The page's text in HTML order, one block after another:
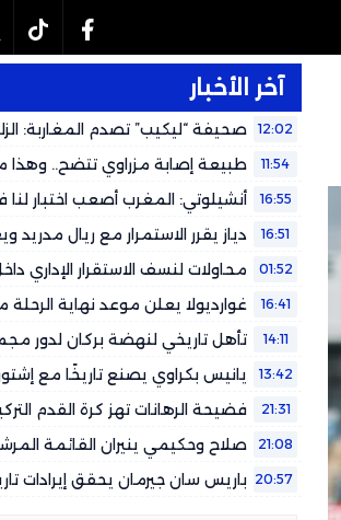
آخر الأخبار
12:02
صحيفة “ليكيب” تصدم المغاربة:
لهذا التوقيت
11:54 طبيعة إصابة مزراوي تتضح.. وهذا
16:55 أنشيلوتي: المغرب أصعب اختبار
16:51 دياز يقرر الاستمرار مع ريال مدريد
01:52
محاولات لنسف الاستقرار الإداري
وتستعمل بعض الجماهير لتصفية
16:41 غوارديولا يعلن موعد نهاية الرحلة
14:11
تأهل تاريخي لنهضة بركان لدور
طرابلس
13:42 يانيس بكراوي يصنع تاريخًا مع
21:31 فضيحة الرهانات تهز كرة القدم التركية: 571 حكماً تحت
21:08 صلاح وحكيمي ينيران القائمة
20:57 باريس سان جيرمان يحقق إيرادات